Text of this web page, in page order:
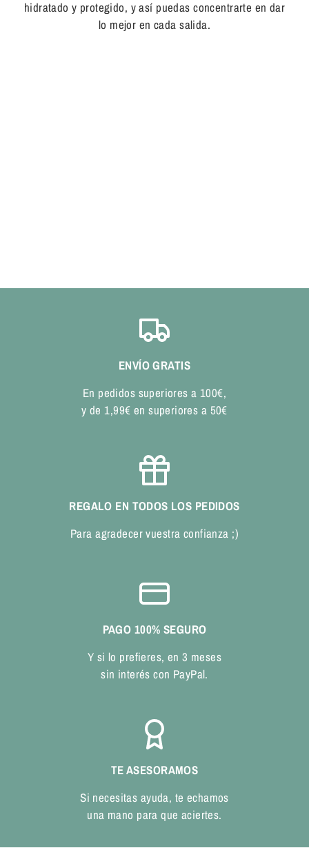
hidratado y protegido, y así puedas concentrarte en dar
lo mejor en cada salida.
ENVÍO GRATIS
En pedidos superiores a 100€,
y de 1,99€ en superiores a 50€
REGALO EN TODOS LOS PEDIDOS
Para agradecer vuestra confianza ;)
PAGO 100% SEGURO
Y si lo prefieres, en 3 meses
sin interés con PayPal.
TE ASESORAMOS
Si necesitas ayuda, te echamos
una mano para que aciertes.